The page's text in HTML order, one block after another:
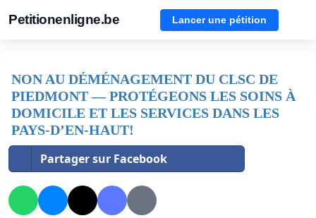
Petitionenligne.be Lancer une pétition
NON AU DÉMÉNAGEMENT DU CLSC DE
PIEDMONT — PROTÉGEONS LES SOINS À
DOMICILE ET LES SERVICES DANS LES
PAYS-D’EN-HAUT!
Partager sur Facebook